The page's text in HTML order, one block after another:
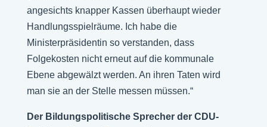
angesichts knapper Kassen überhaupt wieder
Handlungsspielräume. Ich habe die
Ministerpräsidentin so verstanden, dass
Folgekosten nicht erneut auf die kommunale
Ebene abgewälzt werden. An ihren Taten wird
man sie an der Stelle messen müssen.“
Der Bildungspolitische Sprecher der CDU-